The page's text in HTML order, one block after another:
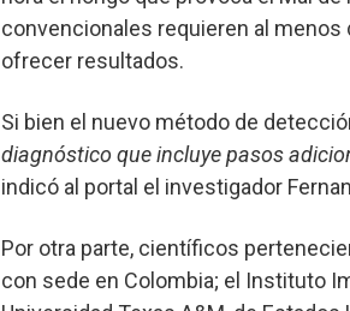
convencionales requieren al menos
ofrecer resultados.
Si bien el nuevo método de
diagnóstico que incluye pasos
indicó al portal el investigador
Por otra parte, científicos
con sede en Colombia; el Instituto